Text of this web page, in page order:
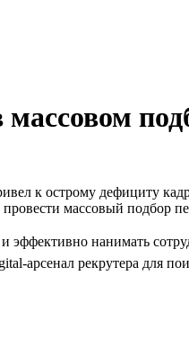
к острому дефициту
массовый подбор
эффективно нанимать
арсенал рекрутера для